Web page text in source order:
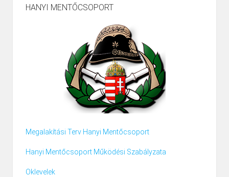
HANYI MENTŐCSOPORT
Megalakítási Terv Hanyi Mentőcsoport
Hanyi Mentőcsoport Működési Szabályzata
Oklevelek